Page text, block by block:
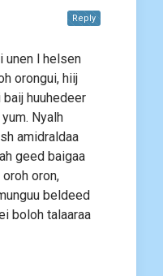
unen l helsen
orongui, hiij
huuhedeer
Nyalh
amidraldaa
geed baigaa
oron,
beldeed
boloh talaaraa
Reply